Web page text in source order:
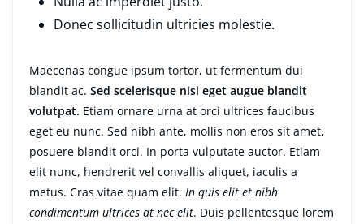
Donec sollicitudin ultricies molestie.
Maecenas congue ipsum tortor, ut fermentum dui
blandit ac. Sed scelerisque nisi eget augue blandit
volutpat. Etiam ornare urna at orci ultrices faucibus
eget eu nunc. Sed nibh ante, mollis non eros sit amet,
posuere blandit orci. In porta vulputate auctor. Etiam
elit nunc, hendrerit vel convallis aliquet, iaculis a
metus. Cras vitae quam elit. In quis elit et nibh
condimentum ultrices at nec elit. Duis pellentesque lorem